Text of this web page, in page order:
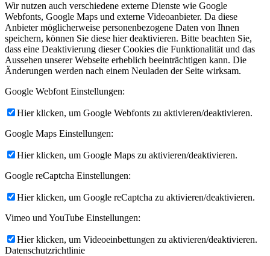
Wir nutzen auch verschiedene externe Dienste wie Google
Webfonts, Google Maps und externe Videoanbieter. Da diese
Anbieter möglicherweise personenbezogene Daten von Ihnen
speichern, können Sie diese hier deaktivieren. Bitte beachten Sie,
dass eine Deaktivierung dieser Cookies die Funktionalität und das
Aussehen unserer Webseite erheblich beeinträchtigen kann. Die
Änderungen werden nach einem Neuladen der Seite wirksam.
Google Webfont Einstellungen:
Hier klicken, um Google Webfonts zu aktivieren/deaktivieren.
Google Maps Einstellungen:
Hier klicken, um Google Maps zu aktivieren/deaktivieren.
Google reCaptcha Einstellungen:
Hier klicken, um Google reCaptcha zu aktivieren/deaktivieren.
Vimeo und YouTube Einstellungen:
Hier klicken, um Videoeinbettungen zu aktivieren/deaktivieren.
Datenschutzrichtlinie